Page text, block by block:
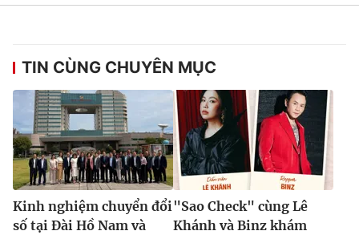
TIN CÙNG CHUYÊN MỤC
Kinh nghiệm chuyển đổi
số tại Đài Hồ Nam và
"Sao Check" cùng Lê
Khánh và Binz khám